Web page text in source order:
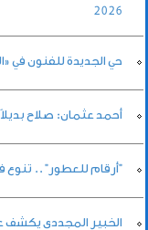
2026
حي الجديدة للفنون في
أحمد عثمان: صلاح بديلاً
"أرقام للعطور" .. تنوع
الخبير المجددي يكشف